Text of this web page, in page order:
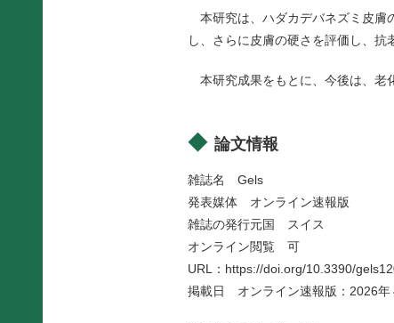
本研究は、ハダカデバネズミ皮膚
し、さらに皮膚の硬さを評価し、抗
本研究成果をもとに、今後は、老
論文情報
雑誌名 Gels
発表媒体 オンライン速報版
雑誌の発行元国 スイス
オンライン閲覧 可
URL： https://doi.org/10.3390/
掲載日 オンライン速報版：2026年